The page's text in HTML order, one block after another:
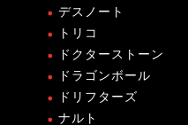
デスノート
トリコ
ドクターストーン
ドラゴンボール
ドリフターズ
ナルト